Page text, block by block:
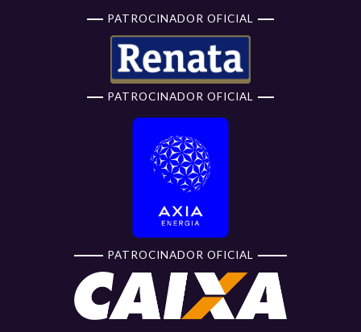
PATROCINADOR OFICIAL
PATROCINADOR OFICIAL
PATROCINADOR OFICIAL